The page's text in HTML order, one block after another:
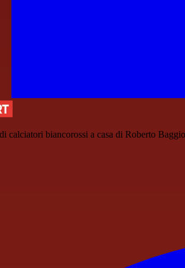
calciatori biancorossi a casa di Roberto Baggio